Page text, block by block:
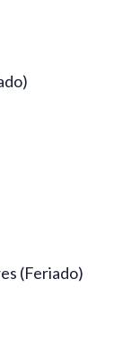
(Feriado)